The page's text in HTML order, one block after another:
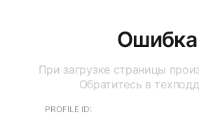
Ошибка
При загрузке страницы
Обратитесь в
PROFILE ID: